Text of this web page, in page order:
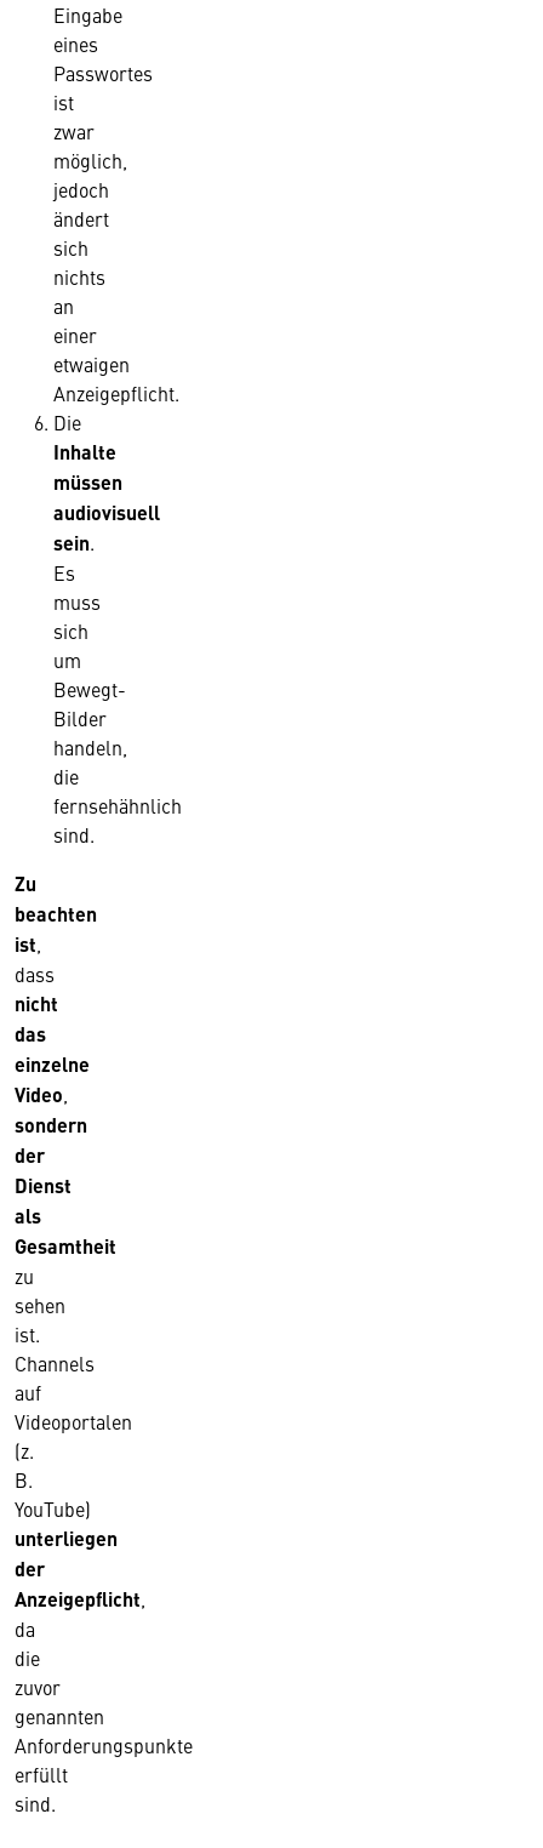
Eingabe
eines
Passwortes
ist
zwar
möglich,
jedoch
ändert
sich
nichts
an
einer
etwaigen
Anzeigepflicht.
Die
Inhalte
müssen
audiovisuell
sein.
Es
muss
sich
um
Bewegt-
Bilder
handeln,
die
fernsehähnlich
sind.
Zu
beachten
ist
dass
nicht
das
einzelne
Video
sondern
der
Dienst
als
Gesamtheit
zu
sehen
ist.
Channels
auf
Videoportalen
(z.
B.
YouTube)
unterliegen
der
Anzeigepflicht
da
die
zuvor
genannten
Anforderungspunkte
erfüllt
sind.